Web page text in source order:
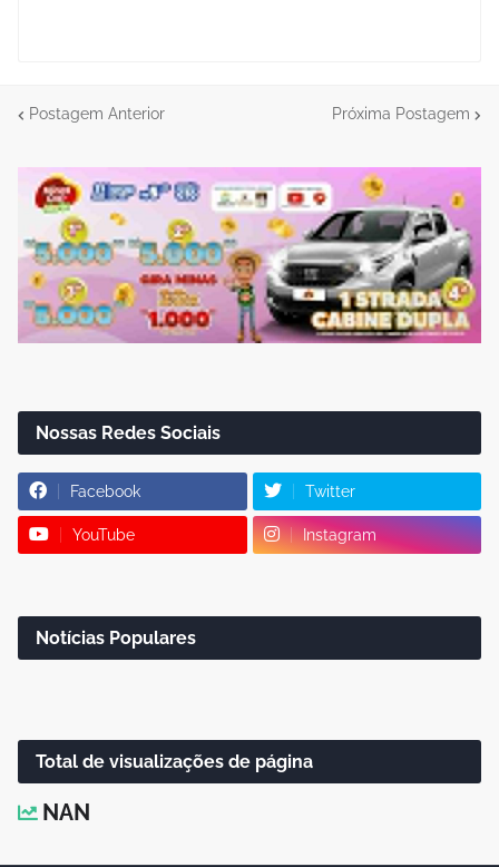
Postagem Anterior Próxima Postagem
Nossas Redes Sociais
Facebook Twitter
YouTube Instagram
Notícias Populares
Total de visualizações de página
NAN